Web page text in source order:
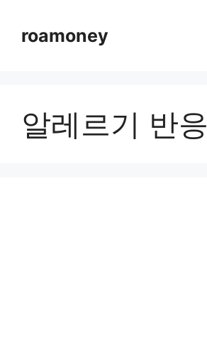
roamoney
알레르기 반응